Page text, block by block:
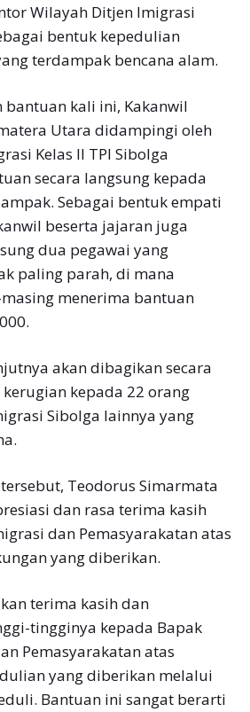
Wilayah Ditjen Imigrasi
bentuk kepedulian
terdampak bencana alam.
kali ini, Kakanwil
Utara didampingi oleh
Kelas II TPI Sibolga
secara langsung kepada
Sebagai bentuk empati
beserta jajaran juga
dua pegawai yang
paling parah, di mana
menerima bantuan
akan dibagikan secara
kepada 22 orang
Sibolga lainnya yang
Teodorus Simarmata
dan rasa terima kasih
dan Pemasyarakatan atas
yang diberikan.
terima kasih dan
tingginya kepada Bapak
Pemasyarakatan atas
yang diberikan melalui
Bantuan ini sangat berarti